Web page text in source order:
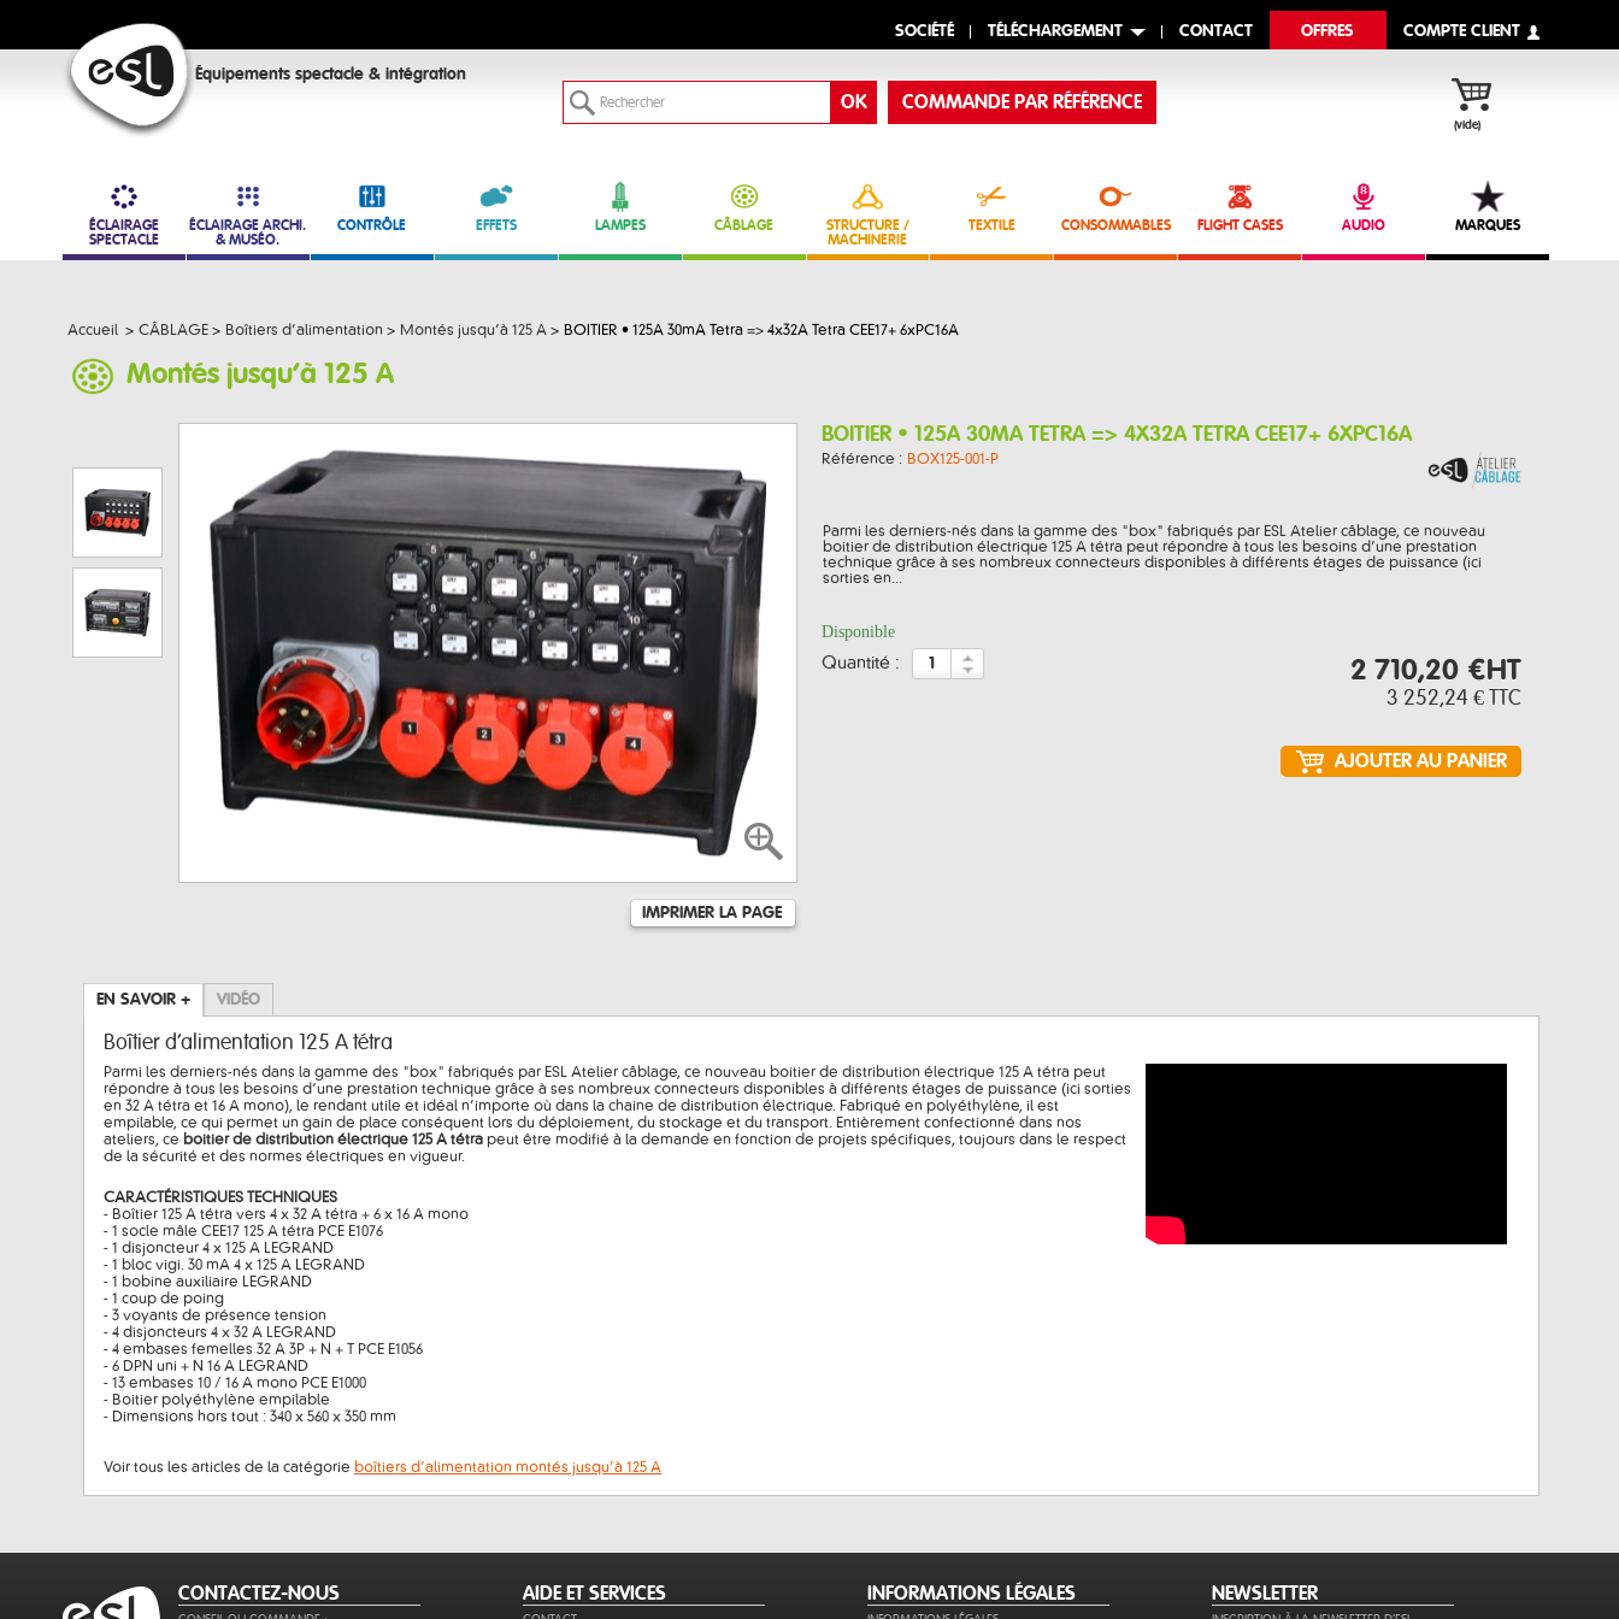
SOCIÉTÉ TÉLÉCHARGEMENT CONTACT OFFRES COMPTE CLIENT
Équipements spectacle & intégration
(vide)
COMMANDE PAR RÉFÉRENCE
ÉCLAIRAGE
SPECTACLE
ÉCLAIRAGE ARCHI.
& MUSÉO.
CONTRÔLE EFFETS LAMPES CÂBLAGE
STRUCTURE /
MACHINERIE
TEXTILE CONSOMMABLES FLIGHT CASES AUDIO MARQUES
Accueil > CÂBLAGE > Boîtiers d’alimentation > Montés jusqu’à 125 A > BOITIER • 125A 30mA Tetra => 4x32A Tetra CEE17+ 6xPC16A
Montés jusqu’à 125 A
IMPRIMER LA PAGE
BOITIER • 125A 30MA TETRA => 4X32A TETRA CEE17+ 6XPC16A
Référence : BOX125-001-P
Parmi les derniers-nés dans la gamme des "box" fabriqués par ESL Atelier câblage, ce nouveau
boitier de distribution électrique 125 A tétra peut répondre à tous les besoins d’une prestation
technique grâce à ses nombreux connecteurs disponibles à différents étages de puissance (ici
sorties en...
Disponible
quantité : 2 710,20 €HT
3 252,24 € TTC
EN SAVOIR + VIDÉO
Boîtier d’alimentation 125 A tétra
Parmi les derniers-nés dans la gamme des "box" fabriqués par ESL Atelier câblage, ce nouveau boitier de distribution électrique 125 A tétra peut
répondre à tous les besoins d’une prestation technique grâce à ses nombreux connecteurs disponibles à différents étages de puissance (ici sorties
en 32 A tétra et 16 A mono), le rendant utile et idéal n’importe où dans la chaine de distribution électrique. Fabriqué en polyéthylène, il est
empilable, ce qui permet un gain de place conséquent lors du déploiement, du stockage et du transport. Entièrement confectionné dans nos
ateliers, ce boitier de distribution électrique 125 A tétra peut être modifié à la demande en fonction de projets spécifiques, toujours dans le respect
de la sécurité et des normes électriques en vigueur.
CARACTÉRISTIQUES TECHNIQUES
- Boîtier 125 A tétra vers 4 x 32 A tétra + 6 x 16 A mono
- 1 socle mâle CEE17 125 A tétra PCE E1076
- 1 disjoncteur 4 x 125 A LEGRAND
- 1 bloc vigi. 30 mA 4 x 125 A LEGRAND
- 1 bobine auxiliaire LEGRAND
- 1 coup de poing
- 3 voyants de présence tension
- 4 disjoncteurs 4 x 32 A LEGRAND
- 4 embases femelles 32 A 3P + N + T PCE E1056
- 6 DPN uni + N 16 A LEGRAND
- 13 embases 10 / 16 A mono PCE E1000
- Boitier polyéthylène empilable
- Dimensions hors tout : 340 x 560 x 350 mm
Voir tous les articles de la catégorie boîtiers d’alimentation montés jusqu’à 125 A
CONTACTEZ-NOUS AIDE ET SERVICES INFORMATIONS LÉGALES NEWSLETTER